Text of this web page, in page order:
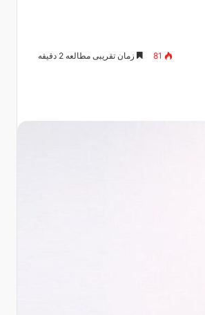
81 زمان تقریبی مطالعه 2 دقیقه